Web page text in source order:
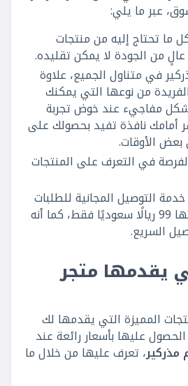
عبر ما يلي:
ما تحتاج إليه من منتجات
من الجودة لا يمكن تقليده.
في متناول الجميع، علاوة
من نوعها التي يمكنك
مفاجيء عند خوض تجربة
أمامك نافذة تفيد بحصولك على
الأوقات.
في التعرف على المنتجات
التوصيل المجانية للطلبات
التي تفوق قيمتها 99 ريالًا سعوديًا فقط، كما أنه
السريع.
يقدمها متجر
المميزة التي يقدمها لك
عليها بأسعار رائعة عند
، تعرف عليها من خلال ما